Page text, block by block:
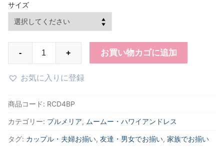
サイズ
メ
ア
ム
ー
- + お買い物カゴに追加
お気に入りに登録
商品コード: RCD4BP
カテゴリー: プルメリア, ムームー・ハワイアンドレス
タグ: カップル・夫婦お揃い, 友達・男女でお揃い, 家族でお揃い